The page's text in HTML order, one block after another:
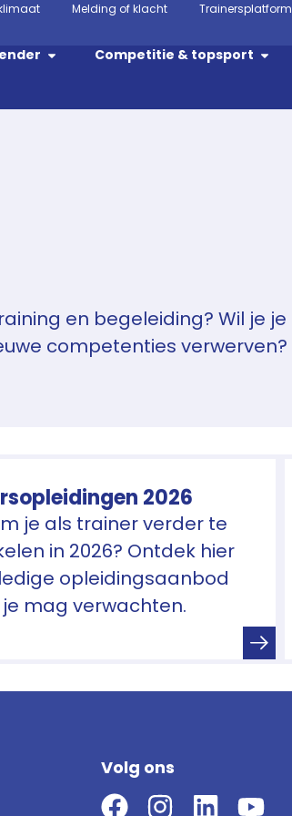
Melding of klacht Trainersplatform
Competitie & topsport
en begeleiding? Wil je je
competenties verwerven?
2026
je als trainer verder te
in 2026? Ontdek hier
opleidingsaanbod
mag verwachten.
Volg ons